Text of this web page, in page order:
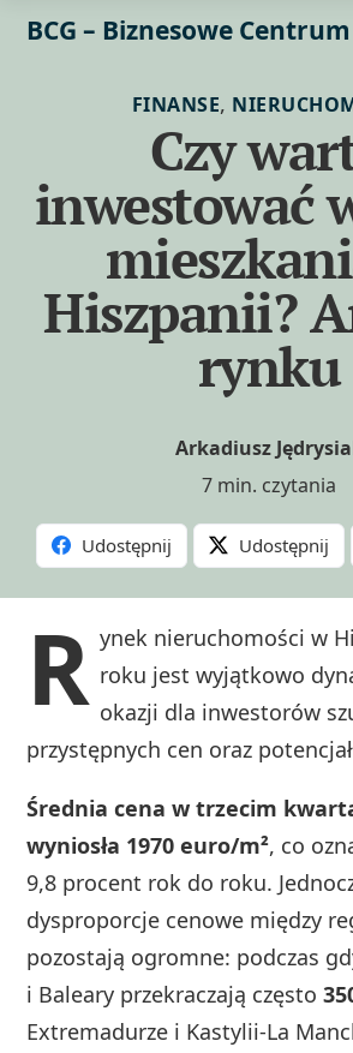
BCG – Biznesowe
FINANSE,
Czy
inwestować
Hiszpanii?
rynku
Arkadiusz
7 min. czytania
Udostępnij Udostępnij
R ynek nieruchomości w
roku jest wyjątkowo
okazji dla inwestorów
przystępnych cen oraz
Średnia cena w trzecim
wyniosła 1970 euro/m², co
9,8 procent rok do roku.
dysproporcje cenowe między
pozostają ogromne: podczas
i Baleary przekraczają często
Extremadurze i Kastylii-La